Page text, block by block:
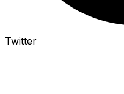
Twitter